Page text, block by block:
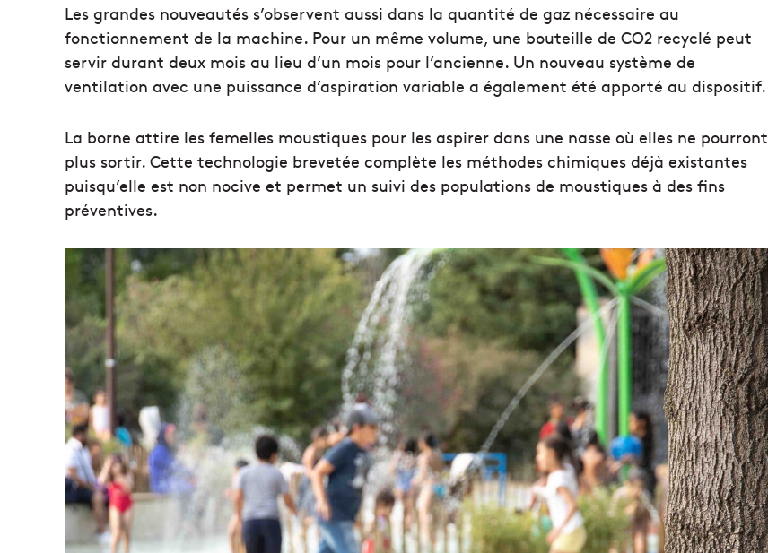
Les grandes nouveautés s’observent aussi dans la quantité de gaz nécessaire au
fonctionnement de la machine. Pour un même volume, une bouteille de CO2 recyclé peut
servir durant deux mois au lieu d’un mois pour l’ancienne. Un nouveau système de
ventilation avec une puissance d’aspiration variable a également été apporté au dispositif.
La borne attire les femelles moustiques pour les aspirer dans une nasse où elles ne pourront
plus sortir. Cette technologie brevetée complète les méthodes chimiques déjà existantes
puisqu’elle est non nocive et permet un suivi des populations de moustiques à des fins
préventives.